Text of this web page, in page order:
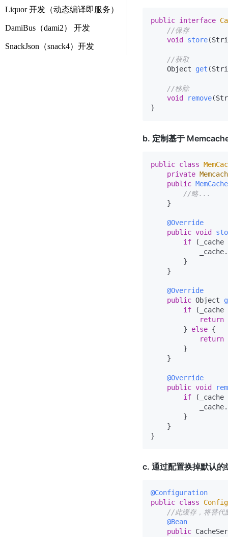
Liquor 开发（动态编译即服务）
DamiBus（dami2） 开发
SnackJson（snack4）开发
public interface
//保存
void
store
//获取
    Object
get
//移除
void
remove
b. 定制基于
public class
private
public
//略...
    }
@Override
public void
if
        }
    }
@Override
public Object
if
return
        }
else {
return
        }
    }
@Override
public void
if
        }
    }
c. 通过配置换掉默认的
@Configuration
public class
Config
//此缓存，将替代
@Bean
public